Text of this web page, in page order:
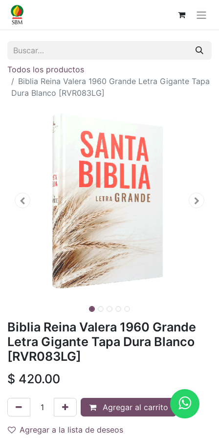
Todos los productos
Biblia Reina Valera 1960 Grande Letra Gigante Tapa
Dura Blanco [RVR083LG]
Biblia Reina Valera 1960 Grande
Letra Gigante Tapa Dura Blanco
[RVR083LG]
$ 420.00
Agregar al carrito
Agregar a la lista de deseos